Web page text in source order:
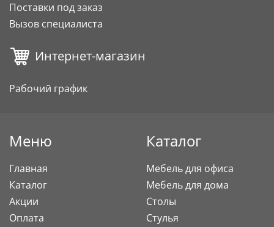
Поставки под заказ
Вызов специалиста
Интернет-магазин
Рабочий график
Меню
Главная
Каталог
Акции
Оплата
Каталог
Мебель для офиса
Мебель для дома
Столы
Стулья